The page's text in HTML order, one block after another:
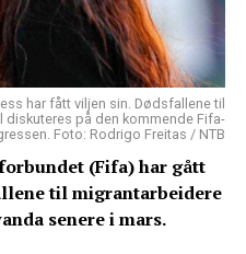
har fått viljen sin. Dødsfallene til
diskuteres på den kommende Fifa-
Foto: Rodrigo Freitas / NTB
(Fifa) har gått
til migrantarbeidere
senere i mars.